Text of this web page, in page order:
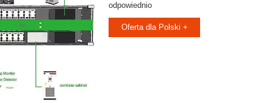
odpowiednio
Oferta dla Polski +